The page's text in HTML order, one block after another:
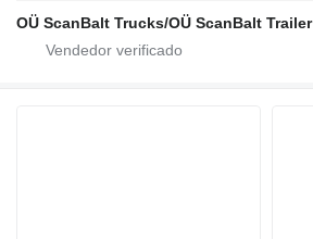
OÜ ScanBalt Trucks/OÜ ScanBalt Trailer